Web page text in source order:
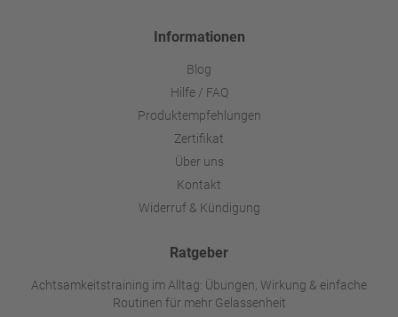
Informationen
Blog
Hilfe / FAQ
Produktempfehlungen
Zertifikat
Über uns
Kontakt
Widerruf & Kündigung
Ratgeber
Achtsamkeitstraining im Alltag: Übungen, Wirkung & einfache
Routinen für mehr Gelassenheit